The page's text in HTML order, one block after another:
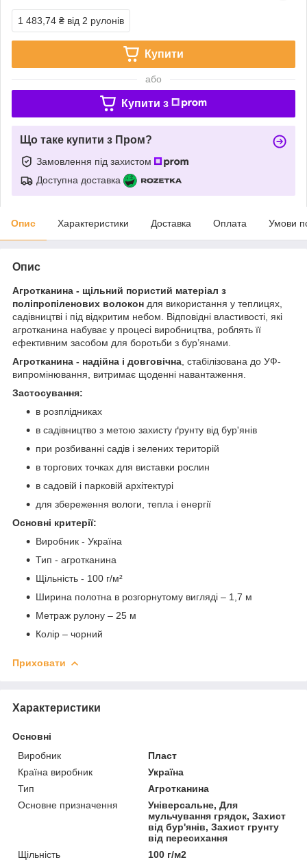
1 483,74 ₴ від 2 рулонів
Купити
або
Купити з
Що таке купити з Пром?
Замовлення під захистом
Доступна доставка
Опис Характеристики Доставка Оплата Умови
Опис
Агротканина - щільний пористий матеріал з
поліпропіленових волокон для використання у теплицях,
садівництві і під відкритим небом. Відповідні властивості, які
агротканина набуває у процесі виробництва, роблять її
ефективним засобом для боротьби з бур’янами.
Агротканина - надійна і довговічна , стабілізована до УФ-
випромінювання, витримає щоденні навантаження.
Застосування:
в розплідниках
в садівництво з метою захисту ґрунту від бур'янів
при розбиванні садів і зелених територій
в торгових точках для виставки рослин
в садовій і парковій архітектурі
для збереження вологи, тепла і енергії
Основні критерії:
Виробник - Україна
Тип - агротканина
Щільність - 100 г/м²
Ширина полотна в розгорнутому вигляді – 1,7 м
Метраж рулону – 25 м
Колір – чорний
Приховати
Характеристики
Основні
Виробник
Пласт
Країна виробник
Україна
Тип
Агротканина
Основне призначення
Універсальне, Для
мульчування грядок, Захист
від бур'янів, Захист грунту
від пересихання
Щільність
100 г/м2